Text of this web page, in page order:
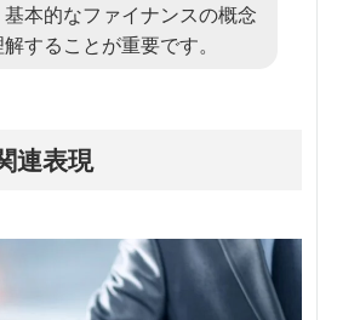
基本的なファイナンスの概念
解することが重要です。
連表現